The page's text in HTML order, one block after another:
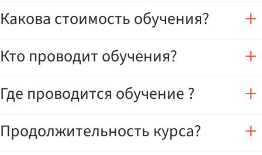
Какова стоимость обучения?
Кто проводит обучения?
Где проводится обучение ?
Продолжительность курса?